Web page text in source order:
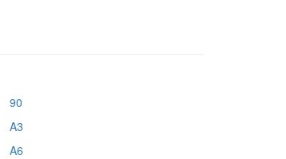
90
A3
A6